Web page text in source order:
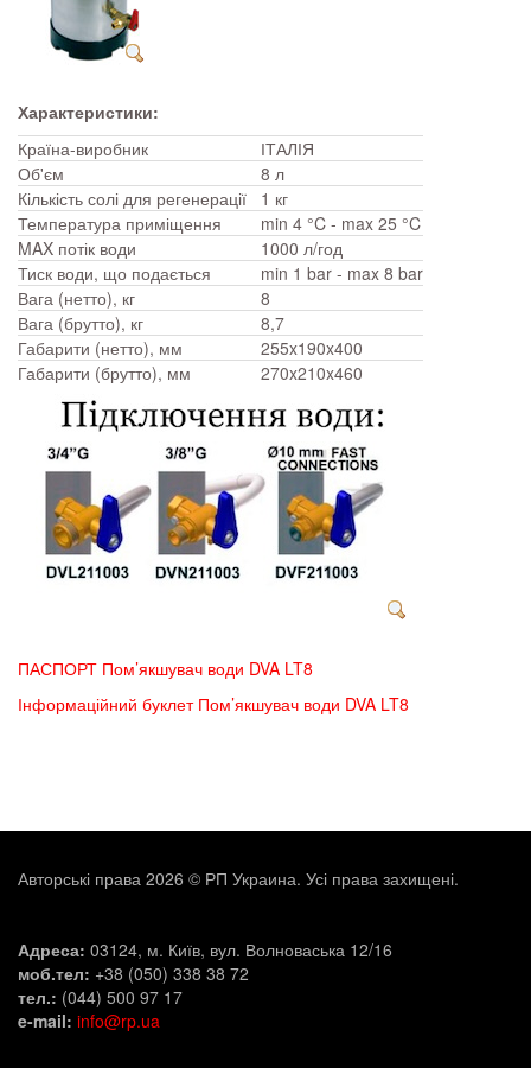
Характеристики:
Країна-виробник
ІТАЛІЯ
Об'єм
8 л
Кількість солі для регенерації 1 кг
Температура приміщення
min 4 °C - max 25 °C
MAX потік води
1000 л/год
Тиск води, що подається
min 1 bar - max 8 bar
Вага (нетто), кг
8
Вага (брутто), кг
8,7
Габарити (нетто), мм
255x190x400
Габарити (брутто), мм
270x210x460
ПАСПОРТ Пом’якшувач води DVA LT8
Інформаційний буклет Пом’якшувач води DVA LT8
Авторські права 2026 © РП Украина. Усі права захищені.
Адреса: 03124, м. Київ, вул. Волноваська 12/16
моб.тел: +38 (050) 338 38 72
тел.: (044) 500 97 17
e-mail: info@rp.ua